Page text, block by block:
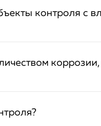
контроля с